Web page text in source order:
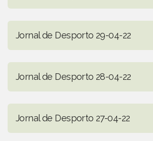
Jornal de Desporto 29-04-22
Jornal de Desporto 28-04-22
Jornal de Desporto 27-04-22